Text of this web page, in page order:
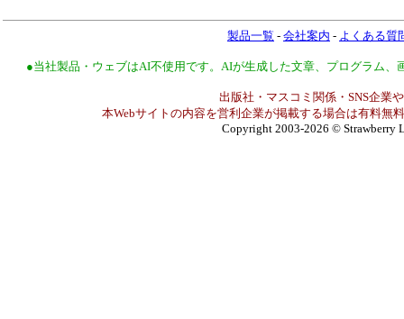
製品一覧 - 会社案内 - よくある質
●当社製品・ウェブはAI不使用です。AIが生成した文章、プログラム
出版社・マスコミ関係・SNS企業
本Webサイトの内容を営利企業が掲載する場合は有料無
Copyright 2003-2026 © Strawberry